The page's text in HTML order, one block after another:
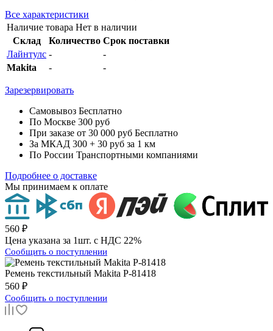
Все характеристики
Наличие товара Нет в наличии
Склад
Количество Срок поставки
Лайнтулс -
-
Makita
- -
Зарезервировать
Самовывоз Бесплатно
По Москве 300 руб
При заказе от 30 000 руб Бесплатно
За МКАД 300 + 30 руб за 1 км
По России Транспортными компаниями
Подробнее о доставке
Мы принимаем к оплате
560 ₽
Цена указана за 1шт. с НДС 22%
Сообщить о поступлении
Ремень текстильный Makita P-81418
560 ₽
Сообщить о поступлении